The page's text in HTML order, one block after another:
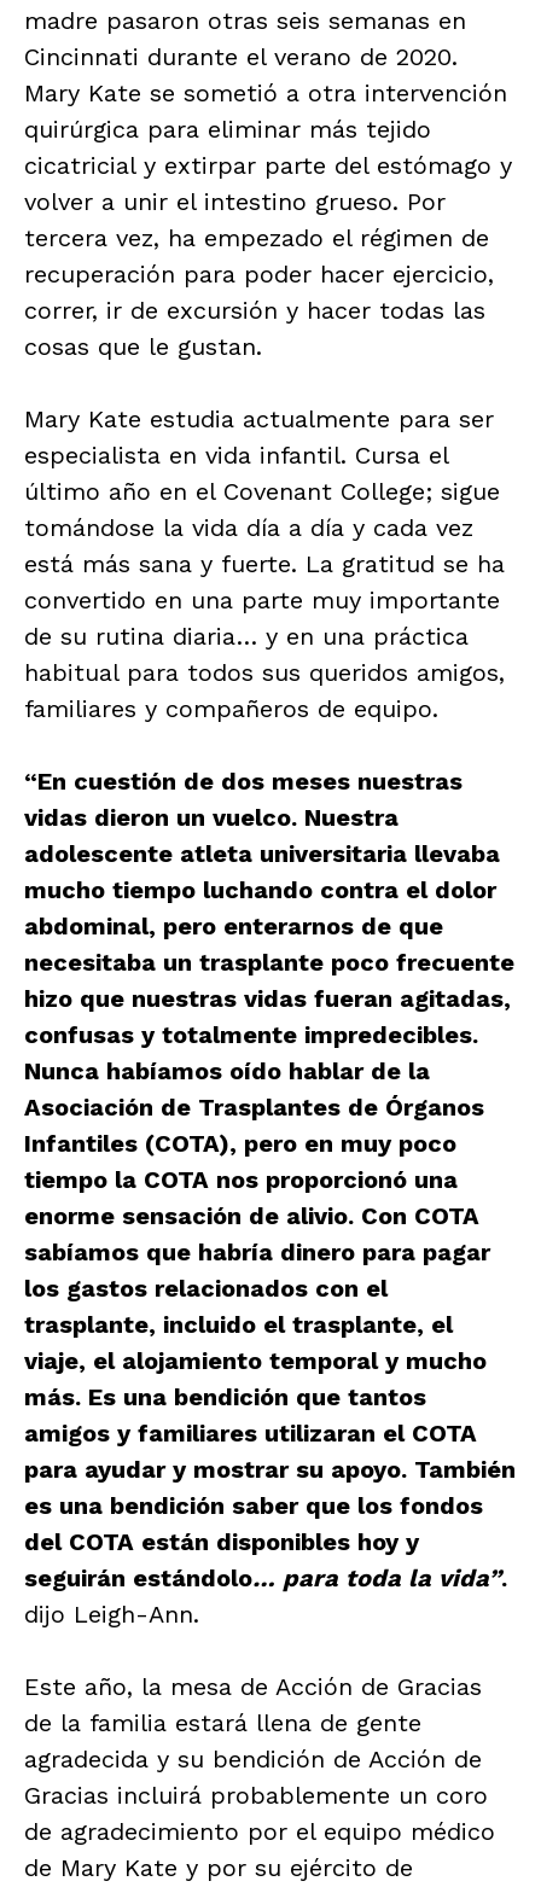
madre pasaron otras seis semanas en
Cincinnati durante el verano de 2020.
Mary Kate se sometió a otra intervención
quirúrgica para eliminar más tejido
cicatricial y extirpar parte del estómago y
volver a unir el intestino grueso. Por
tercera vez, ha empezado el régimen de
recuperación para poder hacer ejercicio,
correr, ir de excursión y hacer todas las
cosas que le gustan.
Mary Kate estudia actualmente para ser
especialista en vida infantil. Cursa el
último año en el Covenant College; sigue
tomándose la vida día a día y cada vez
está más sana y fuerte. La gratitud se ha
convertido en una parte muy importante
de su rutina diaria… y en una práctica
habitual para todos sus queridos amigos,
familiares y compañeros de equipo.
“En cuestión de dos meses nuestras
vidas dieron un vuelco. Nuestra
adolescente atleta universitaria llevaba
mucho tiempo luchando contra el dolor
abdominal, pero enterarnos de que
necesitaba un trasplante poco frecuente
hizo que nuestras vidas fueran agitadas,
confusas y totalmente impredecibles.
Nunca habíamos oído hablar de la
Asociación de Trasplantes de Órganos
Infantiles (COTA), pero en muy poco
tiempo la COTA nos proporcionó una
enorme sensación de alivio. Con COTA
sabíamos que habría dinero para pagar
los gastos relacionados con el
trasplante, incluido el trasplante, el
viaje, el alojamiento temporal y mucho
más. Es una bendición que tantos
amigos y familiares utilizaran el COTA
para ayudar y mostrar su apoyo. También
es una bendición saber que los fondos
del COTA están disponibles hoy y
seguirán estándolo… para toda la vida”.
dijo Leigh-Ann.
Este año, la mesa de Acción de Gracias
de la familia estará llena de gente
agradecida y su bendición de Acción de
Gracias incluirá probablemente un coro
de agradecimiento por el equipo médico
de Mary Kate y por su ejército de